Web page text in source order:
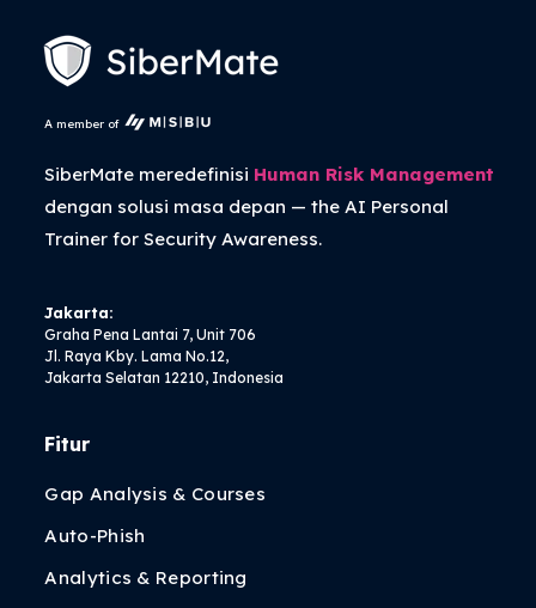
A member of
SiberMate meredefinisi Human Risk Management
dengan solusi masa depan — theAI Personal
Trainerfor Security Awareness.
Jakarta:
Graha Pena Lantai 7, Unit 706
Jl. Raya Kby. Lama No.12,
Jakarta Selatan 12210, Indonesia
Fitur
Gap Analysis & Courses
Auto-Phish
Analytics & Reporting